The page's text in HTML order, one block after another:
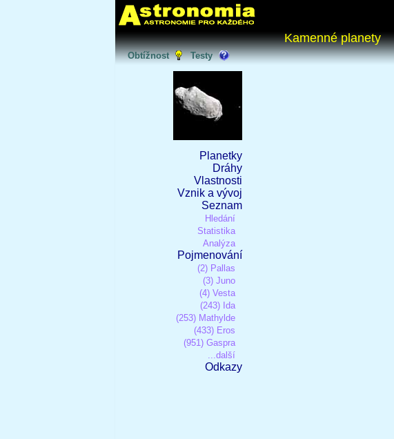
Kamenné planety
Obtížnost Testy
Planetky
Dráhy
Vlastnosti
Vznik a vývoj
Seznam
Hledání
Statistika
Analýza
Pojmenování
(2) Pallas
(3) Juno
(4) Vesta
(243) Ida
(253) Mathylde
(433) Eros
(951) Gaspra
...další
Odkazy